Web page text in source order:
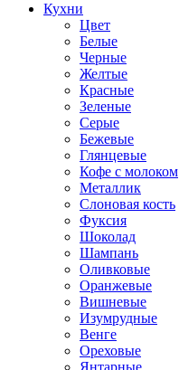
Кухни
Цвет
Белые
Черные
Желтые
Красные
Зеленые
Серые
Бежевые
Глянцевые
Кофе с молоком
Металлик
Слоновая кость
Фуксия
Шоколад
Шампань
Оливковые
Оранжевые
Вишневые
Изумрудные
Венге
Ореховые
Янтарные